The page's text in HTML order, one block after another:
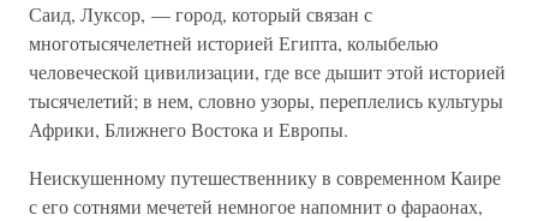
Саид, Луксор, — город, который связан с
многотысячелетней историей Египта, колыбелью
человеческой цивилизации, где все дышит этой историей
тысячелетий; в нем, словно узоры, переплелись культуры
Африки, Ближнего Востока и Европы.
Неискушенному путешественнику в современном Каире
с его сотнями мечетей немногое напомнит о фараонах,